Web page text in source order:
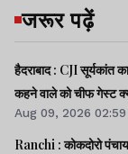
जरूर पढ़ें
हैदराबाद : CJI सूर्यकांत
कहने वाले को चीफ गेस्ट
Aug 09, 2026 02:59
Ranchi : कोकदोरो